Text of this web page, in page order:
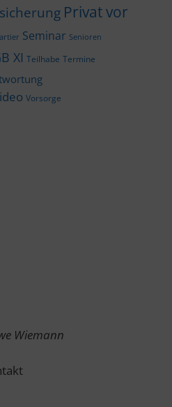
Privat vor
Seminar Senioren
XI Teilhabe Termine
Vorsorge
Wiemann